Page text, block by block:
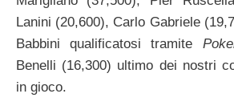
Lanini (20,600), Carlo Gabriele
Babbini qualificatosi tramite
Benelli (16,300) ultimo dei nostri
in gioco.